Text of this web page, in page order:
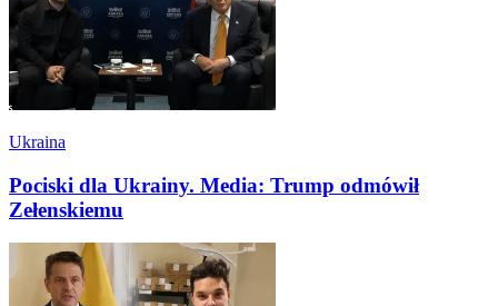
Ukraina
Pociski dla Ukrainy. Media: Trump odmówił
Zełenskiemu